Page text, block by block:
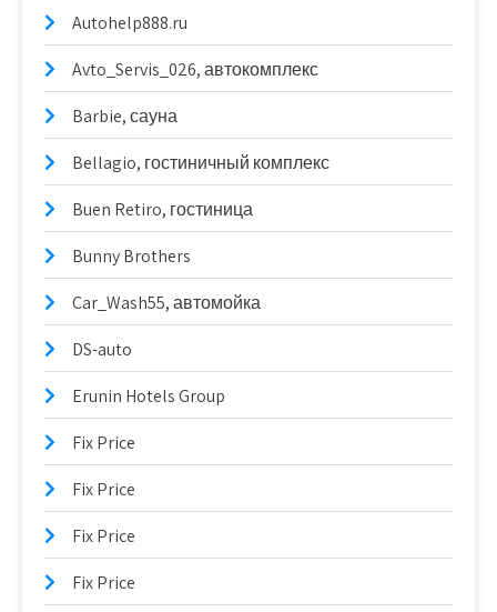
Autohelp888.ru
Avto_Servis_026, автокомплекс
Barbie, сауна
Bellagio, гостиничный комплекс
Buen Retiro, гостиница
Bunny Brothers
Car_Wash55, автомойка
DS-auto
Erunin Hotels Group
Fix Price
Fix Price
Fix Price
Fix Price